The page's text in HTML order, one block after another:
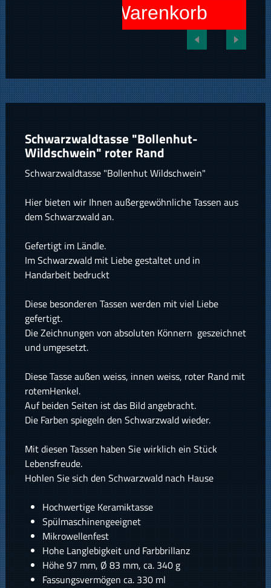
In den Warenkorb
Schwarzwaldtasse "Bollenhut-
Wildschwein" roter Rand
Schwarzwaldtasse "Bollenhut Wildschwein"
Hier bieten wir Ihnen außergewöhnliche Tassen aus
dem Schwarzwald an.
Gefertigt im Ländle.
Im Schwarzwald mit Liebe gestaltet und in
Handarbeit bedruckt
Diese besonderen Tassen werden mit viel Liebe
gefertigt.
Die Zeichnungen von absoluten Könnern geszeichnet
und umgesetzt.
Diese Tasse außen weiss, innen weiss, roter Rand mit
rotemHenkel.
Auf beiden Seiten ist das Bild angebracht.
Die Farben spiegeln den Schwarzwald wieder.
Mit diesen Tassen haben Sie wirklich ein Stück
Lebensfreude.
Hohlen Sie sich den Schwarzwald nach Hause
Hochwertige Keramiktasse
Spülmaschinengeeignet
Mikrowellenfest
Hohe Langlebigkeit und Farbbrillanz
Höhe 97 mm, Ø 83 mm, ca. 340 g
Fassungsvermögen ca. 330 ml